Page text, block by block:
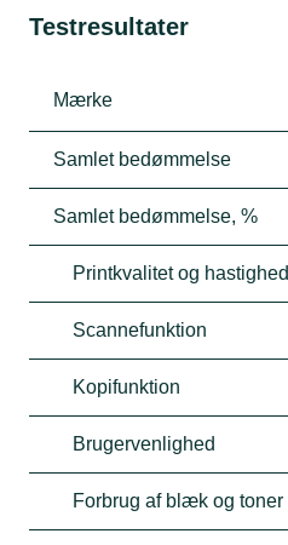
Testresultater
Mærke
Samlet bedømmelse
Samlet bedømmelse, %
Printkvalitet og hastighed
Scannefunktion
Kopifunktion
Brugervenlighed
Forbrug af blæk og toner